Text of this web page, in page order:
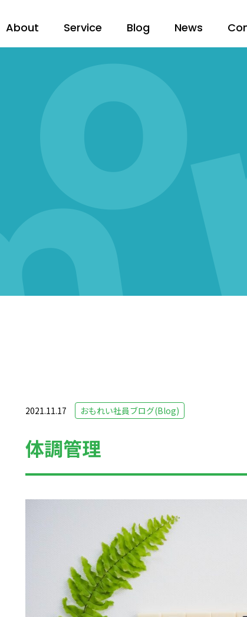
About Service Blog News
2021.11.17 おもれい社員ブログ(Blog)
体調管理